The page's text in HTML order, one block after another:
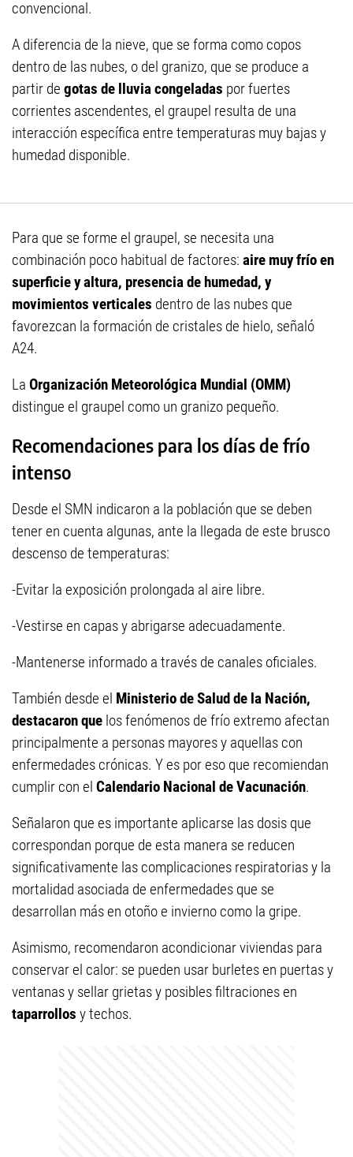
convencional.
A diferencia de la nieve, que se forma como copos
dentro de las nubes, o del granizo, que se produce a
partir de gotas de lluvia congeladas por fuertes
corrientes ascendentes, el graupel resulta de una
interacción específica entre temperaturas muy bajas y
humedad disponible.
Para que se forme el graupel, se necesita una
combinación poco habitual de factores: aire muy frío en
superficie y altura, presencia de humedad, y
movimientos verticales dentro de las nubes que
favorezcan la formación de cristales de hielo, señaló
A24.
La Organización Meteorológica Mundial (OMM)
distingue el graupel como un granizo pequeño.
Recomendaciones para los días de frío
intenso
Desde el SMN indicaron a la población que se deben
tener en cuenta algunas, ante la llegada de este brusco
descenso de temperaturas:
-Evitar la exposición prolongada al aire libre.
-Vestirse en capas y abrigarse adecuadamente.
-Mantenerse informado a través de canales oficiales.
También desde el Ministerio de Salud de la Nación,
destacaron que los fenómenos de frío extremo afectan
principalmente a personas mayores y aquellas con
enfermedades crónicas. Y es por eso que recomiendan
cumplir con el Calendario Nacional de Vacunación.
Señalaron que es importante aplicarse las dosis que
correspondan porque de esta manera se reducen
significativamente las complicaciones respiratorias y la
mortalidad asociada de enfermedades que se
desarrollan más en otoño e invierno como la gripe.
Asimismo, recomendaron acondicionar viviendas para
conservar el calor: se pueden usar burletes en puertas y
ventanas y sellar grietas y posibles filtraciones en
taparrollos y techos.